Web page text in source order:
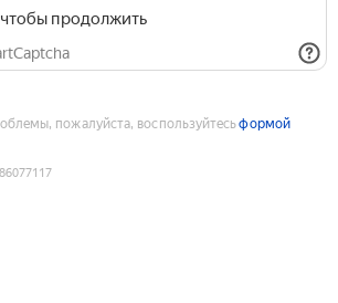
продолжить
пожалуйста, воспользуйтесьформой